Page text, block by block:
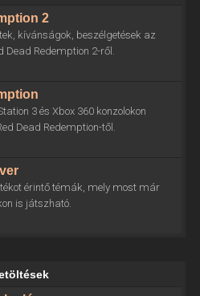
2
kívánságok, beszélgetések az
Dead Redemption 2-ről.
3 és Xbox 360 konzolokon
Dead Redemption-től.
érintő témák, mely most már
is játszható.